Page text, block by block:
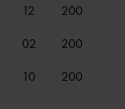
12 200
02 200
10 200